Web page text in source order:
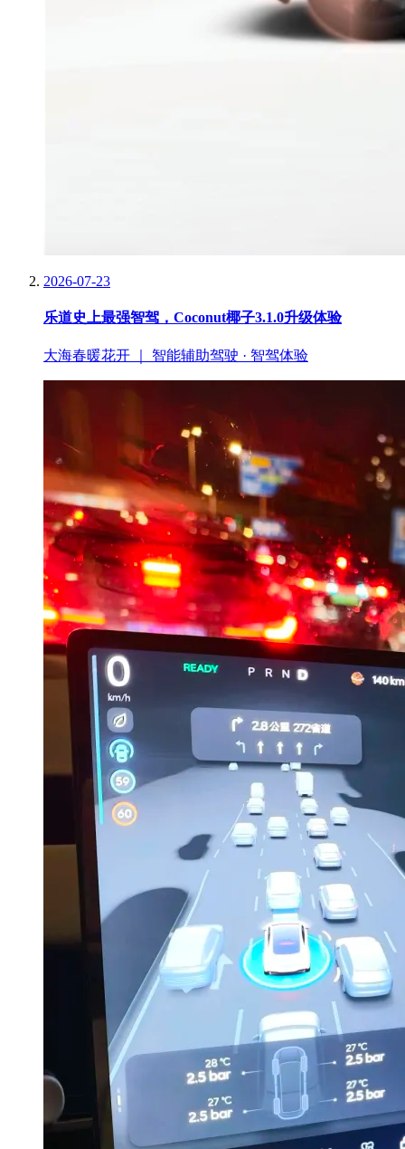
2026-07-23
乐道史上最强智驾，Coconut椰子3.1.0升级体验
大海春暖花开 ｜ 智能辅助驾驶 · 智驾体验